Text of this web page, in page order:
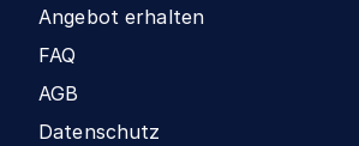
Angebot erhalten
FAQ
AGB
Datenschutz